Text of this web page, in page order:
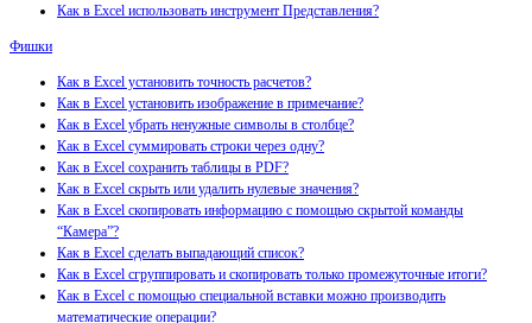
Как в Excel использовать инструмент Представления?
Фишки
Как в Excel установить точность расчетов?
Как в Excel установить изображение в примечание?
Как в Excel убрать ненужные символы в столбце?
Как в Excel суммировать строки через одну?
Как в Excel сохранить таблицы в PDF?
Как в Excel скрыть или удалить нулевые значения?
Как в Excel скопировать информацию с помощью скрытой команды
“Камера”?
Как в Excel сделать выпадающий список?
Как в Excel сгруппировать и скопировать только промежуточные итоги?
Как в Excel с помощью специальной вставки можно производить
математические операции?